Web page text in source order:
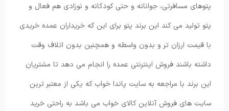
پتوهای مسافرتی، جوانانه و حتی کودکانه و نوزادی هم فعال و
پتو تولید می کند این برند پتو برای این که خریداران عمده خریدی
با قیمت ارزان تر و بدون واسطه و همچنین بدون اتلاف وقت
داشته باشند فروش اینترنتی عمده را انجام می دهد تا مشتریان
این برند با مراجعه به سایت پاندا خواب که یکی از معتبر ترین
سایت های فروش آنلاین کالای خواب می باشد به راحتی خرید